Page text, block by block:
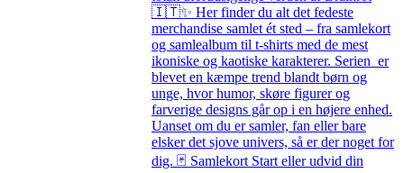
🇮🇹✨ Her finder du alt det fedeste
merchandise samlet ét sted – fra samlekort
og samlealbum til t-shirts med de mest
ikoniske og kaotiske karakterer. Serien er
blevet en kæmpe trend blandt børn og
unge, hvor humor, skøre figurer og
farverige designs går op i en højere enhed.
Uanset om du er samler, fan eller bare
elsker det sjove univers, så er der noget for
dig. 🃏 Samlekort Start eller udvid din